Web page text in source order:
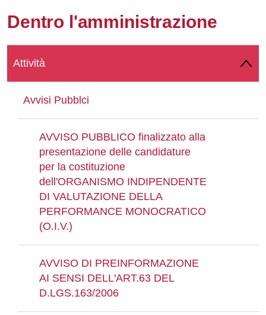
Facebook
su
Whatsapp
Dentro l'amministrazione
Attività
Avvisi Pubblci
AVVISO PUBBLICO finalizzato alla
presentazione delle candidature
per la costituzione
dell'ORGANISMO INDIPENDENTE
DI VALUTAZIONE DELLA
PERFORMANCE MONOCRATICO
(O.I.V.)
AVVISO DI PREINFORMAZIONE
AI SENSI DELL'ART.63 DEL
D.LGS.163/2006